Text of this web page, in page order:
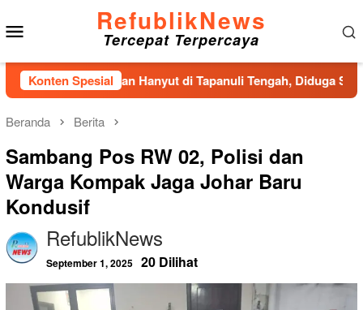
ke
konten
RefublikNews
Tercepat Terpercaya
Konten Spesial
Pria Ditemukan Hanyut di Tapanuli Tengah, Diduga Sempat
Beranda Berita
Sambang Pos RW 02, Polisi dan
Warga Kompak Jaga Johar Baru
Kondusif
RefublikNews
September 1, 2025 20 Dilihat